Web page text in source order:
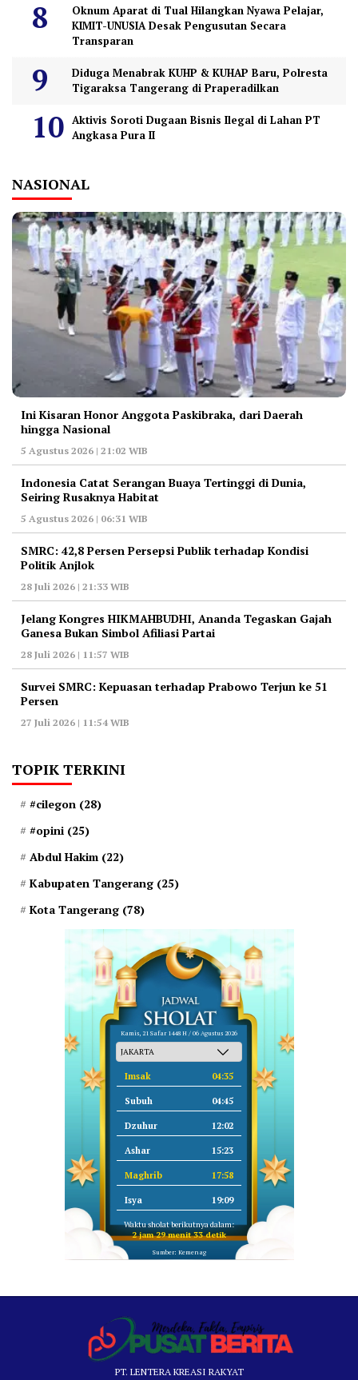
Oknum Aparat di Tual Hilangkan Nyawa Pelajar,
KIMIT-UNUSIA Desak Pengusutan Secara
Transparan
Diduga Menabrak KUHP & KUHAP Baru, Polresta
Tigaraksa Tangerang di Praperadilkan
Aktivis Soroti Dugaan Bisnis Ilegal di Lahan PT
Angkasa Pura II
NASIONAL
Ini Kisaran Honor Anggota Paskibraka, dari Daerah
hingga Nasional
5 Agustus 2026 | 21:02 WIB
Indonesia Catat Serangan Buaya Tertinggi di Dunia,
Seiring Rusaknya Habitat
5 Agustus 2026 | 06:31 WIB
‎SMRC: 42,8 Persen Persepsi Publik terhadap Kondisi
Politik Anjlok
28 Juli 2026 | 21:33 WIB
‎Jelang Kongres HIKMAHBUDHI, Ananda Tegaskan Gajah
Ganesa Bukan Simbol Afiliasi Partai
28 Juli 2026 | 11:57 WIB
‎Survei SMRC: Kepuasan terhadap Prabowo Terjun ke 51
Persen
27 Juli 2026 | 11:54 WIB
TOPIK TERKINI
#cilegon (28)
#opini (25)
Abdul Hakim (22)
Kabupaten Tangerang (25)
Kota Tangerang (78)
Kamis, 21 Safar 1448 H / 06 Agustus 2026
Imsak 04:35
Subuh 04:45
Dzuhur 12:02
Ashar 15:23
Maghrib 17:58
Isya 19:09
Waktu sholat berikutnya dalam:
2 jam 29 menit 32 detik
Sumber: Kemenag
PT. LENTERA KREASI RAKYAT